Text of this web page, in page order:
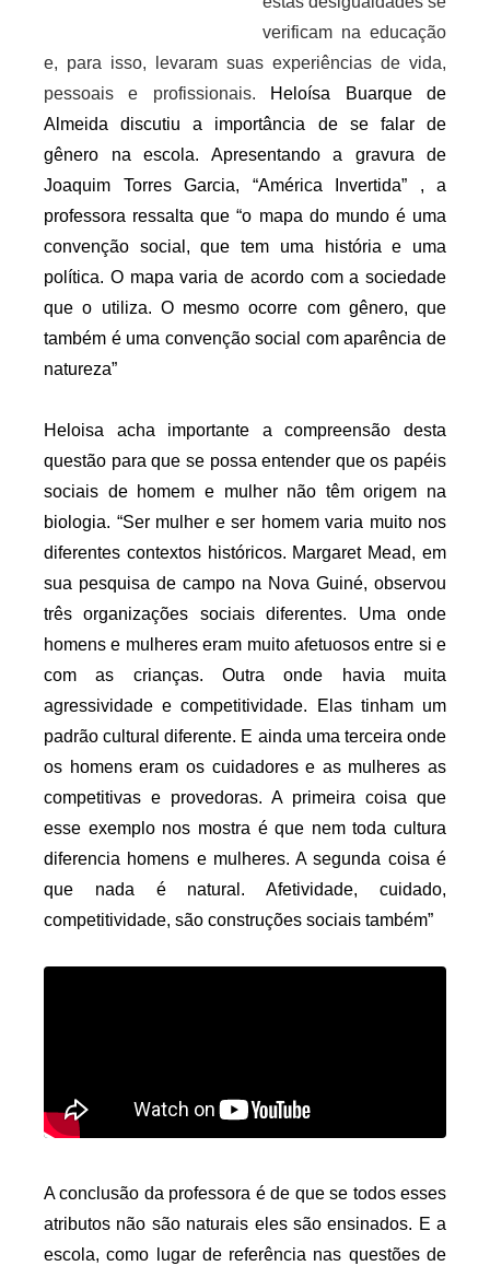
verificam na educação
e, para isso, levaram suas experiências de vida,
pessoais e profissionais.
Heloísa Buarque de
Almeida discutiu a importância de se falar de
gênero na escola. Apresentando a gravura de
Joaquim Torres Garcia, “América Invertida” , a
professora ressalta que “o mapa do mundo é uma
convenção social, que tem uma história e uma
política. O mapa varia de acordo com a sociedade
que o utiliza. O mesmo ocorre com gênero, que
também é uma convenção social com aparência de
natureza”
Heloisa acha importante a compreensão desta
questão para que se possa entender que os papéis
sociais de homem e mulher não têm origem na
biologia. “Ser mulher e ser homem varia muito nos
diferentes contextos históricos. Margaret Mead, em
sua pesquisa de campo na Nova Guiné, observou
três organizações sociais diferentes. Uma onde
homens e mulheres eram muito afetuosos entre si e
com as crianças. Outra onde havia muita
agressividade e competitividade. Elas tinham um
padrão cultural diferente. E ainda uma terceira onde
os homens eram os cuidadores e as mulheres as
competitivas e provedoras. A primeira coisa que
esse exemplo nos mostra é que nem toda cultura
diferencia homens e mulheres. A segunda coisa é
que nada é natural. Afetividade, cuidado,
competitividade, são construções sociais também”
A conclusão da professora é de que se todos esses
atributos não são naturais eles são ensinados. E a
escola, como lugar de referência nas questões de